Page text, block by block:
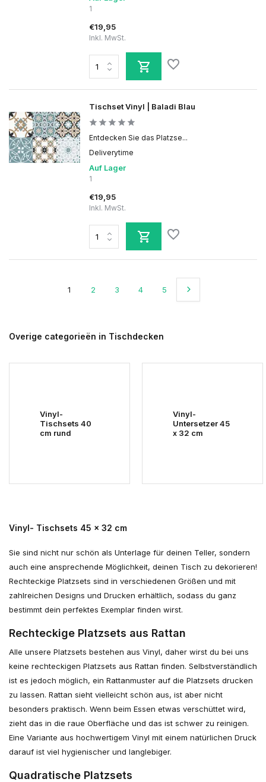
1
€19,95
Inkl. MwSt.
Tischset Vinyl | Baladi Blau
Entdecken Sie das Platzse...
Deliverytime
Auf Lager
1
€19,95
Inkl. MwSt.
1 2 3 4 5
Overige categorieën in Tischdecken
Vinyl-
Tischsets 40
cm rund
Vinyl-
Untersetzer 45
x 32 cm
Vinyl- Tischsets 45 x 32 cm
Sie sind nicht nur schön als Unterlage für deinen Teller, sondern
auch eine ansprechende Möglichkeit, deinen Tisch zu dekorieren!
Rechteckige Platzsets sind in verschiedenen Größen und mit
zahlreichen Designs und Drucken erhältlich, sodass du ganz
bestimmt dein perfektes Exemplar finden wirst.
Rechteckige Platzsets aus Rattan
Alle unsere Platzsets bestehen aus Vinyl, daher wirst du bei uns
keine rechteckigen Platzsets aus Rattan finden. Selbstverständlich
ist es jedoch möglich, ein Rattanmuster auf die Platzsets drucken
zu lassen. Rattan sieht vielleicht schön aus, ist aber nicht
besonders praktisch. Wenn beim Essen etwas verschüttet wird,
zieht das in die raue Oberfläche und das ist schwer zu reinigen.
Eine Variante aus hochwertigem Vinyl mit einem natürlichen Druck
darauf ist viel hygienischer und langlebiger.
Quadratische Platzsets